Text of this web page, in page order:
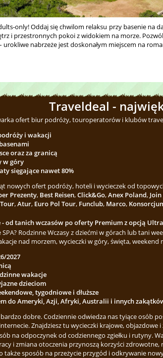
only! Oddaj się chwilom relaksu przy basenie na
i przestronnych pokoi z widokiem na morze.
nabrzeże jest doskonałym miejscem na
Traveldeal -
ofert biur podróży, touroperatorów i klubów
i wakacji
oraz za granicą
w góry
sięgające nawet 80%
nowych ofert podróży, hoteli i wycieczek od
Prezenty, Best Reisen,Click&Go,Anex Poland,
,Atur, Euro Pol Tour, Funclub, Marco,
od tanich wczasów po oferty Premium z opcją
Rodzinne Wczasy z dziećmi w górach lub tani
nad morzem, wycieczki w góry, święta,
2027
wakacje
dzieciom
tygodniowe i dłuższe
do Ameryki, Azji, Afryki, Australii i innych
dobre. Codziennie odwiedza nas tyiące osób
Znajdziesz tu wycieczki krajowe,
na odpoczynek od codziennego zgiełku i rutyny.
i zmiana otoczenia przynoszą korzyści
także sposób na przeżycie przygód i odkrywanie